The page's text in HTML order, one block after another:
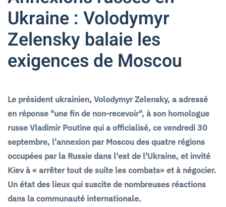
Ukraine : Volodymyr
Zelensky balaie les
exigences de Moscou
Le président ukrainien, Volodymyr Zelensky, a adressé
en réponse "une fin de non-recevoir", à son homologue
russe Vladimir Poutine qui a officialisé, ce vendredi 30
septembre, l'annexion par Moscou des quatre régions
occupées par la Russie dans l'est de l'Ukraine, et invité
Kiev à « arrêter tout de suite les combats» et à négocier.
Un état des lieux qui suscite de nombreuses réactions
dans la communauté internationale.